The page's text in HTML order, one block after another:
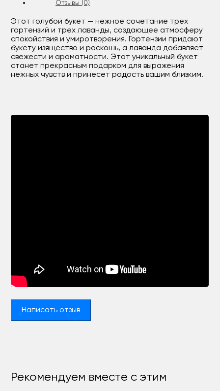
Отзывы (0)
Этот голубой букет — нежное сочетание трех
гортензий и трех лаванды, создающее атмосферу
спокойствия и умиротворения. Гортензии придают
букету изящество и роскошь, а лаванда добавляет
свежести и ароматности. Этот уникальный букет
станет прекрасным подарком для выражения
нежных чувств и принесет радость вашим близким.
Написать отзыв
Рекомендуем вместе с этим